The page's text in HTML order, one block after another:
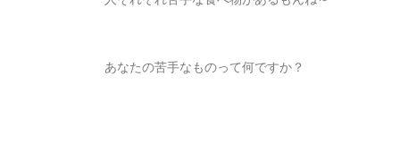
あなたの苦手なものって何ですか？